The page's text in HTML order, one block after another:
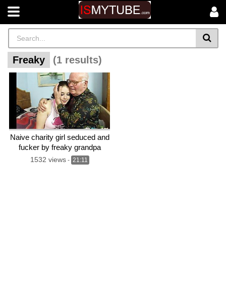
Freaky (1 results)
Naive charity girl seduced and
fucker by freaky grandpa
Mireck
1532 views- 21:11